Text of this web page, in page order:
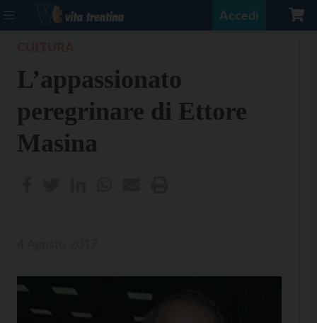
Accedi
L’appassionato
peregrinare di Ettore
Masina